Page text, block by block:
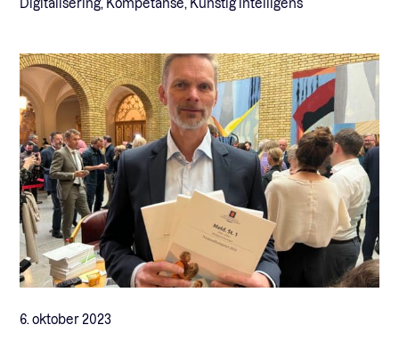
Digitalisering, Kompetanse, Kunstig intelligens
6. oktober 2023